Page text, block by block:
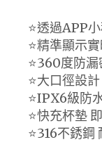
⭐透過APP
⭐精準顯示
⭐360度防
⭐大口徑設
⭐IPX6級防
⭐快充杯墊
⭐316不銹鋼